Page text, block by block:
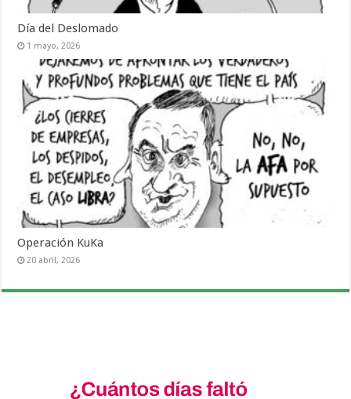
Día del Deslomado
1 mayo, 2026
Operación KuKa
20 abril, 2026